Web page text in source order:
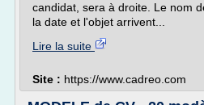
candidat, sera à droite. Le nom
la date et l'objet arrivent...
Lire la suite
Site : https://www.cadreo.com